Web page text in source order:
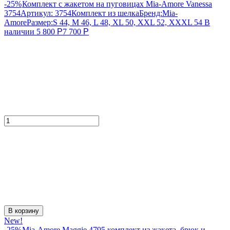
-25%Комплект с жакетом на пуговицах Mia-Amore Vanessa
3754Артикул: 3754Комплект из шелкаБренд:Mia-
AmoreРазмер:S 44, M 46, L 48, XL 50, XXL 52, XXXL 54 В
наличии 5 800 Р7 700 Р
В корзину
New!